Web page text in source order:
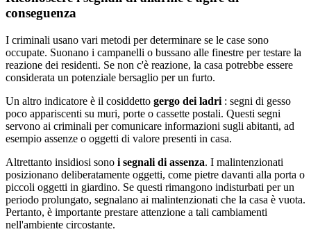
conseguenza
I criminali usano vari metodi per determinare se le case sono
occupate. Suonano i campanelli o bussano alle finestre per testare la
reazione dei residenti. Se non c'è reazione, la casa potrebbe essere
considerata un potenziale bersaglio per un furto.
Un altro indicatore è il cosiddetto gergo dei ladri : segni di gesso
poco appariscenti su muri, porte o cassette postali. Questi segni
servono ai criminali per comunicare informazioni sugli abitanti, ad
esempio assenze o oggetti di valore presenti in casa.
Altrettanto insidiosi sono i segnali di assenza. I malintenzionati
posizionano deliberatamente oggetti, come pietre davanti alla porta o
piccoli oggetti in giardino. Se questi rimangono indisturbati per un
periodo prolungato, segnalano ai malintenzionati che la casa è vuota.
Pertanto, è importante prestare attenzione a tali cambiamenti
nell'ambiente circostante.